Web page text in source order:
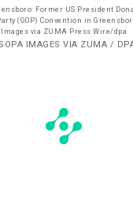
Former US President
(GOP) Convention in
Images via ZUMA Press Wire/dpa
IMAGES VIA ZUMA /